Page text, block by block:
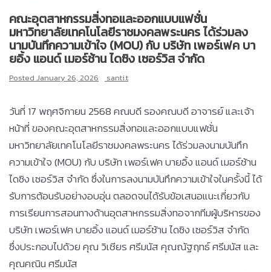
คณะอุตสาหกรรมสิ่งทอและออกแบบแฟชั่น
มหาวิทยาลัยเทคโนโลยีราชมงคลพระนคร ได้ร่วมลง
นามบันทึกความเข้าใจ (MOU) กับ บริษัท เพอร์เฟค บา
ยอิ้ง แอนด์ เมอร์ช้าน ไดซิง เซอร์วิส จำกัด
Posted January 26, 2026 santi.t
วันที่ 17 พฤศจิกายน 2568 คณบดี รองคณบดี อาจารย์ และเจ้า
หน้าที่ ของคณะอุตสาหกรรมสิ่งทอและออกแบบแฟชั่น
มหาวิทยาลัยเทคโนโลยีราชมงคลพระนคร ได้ร่วมลงนามบันทึก
ความเข้าใจ (MOU) กับ บริษัท เพอร์เฟค บายอิ้ง แอนด์ เมอร์ช้าน
ไดซิง เซอร์วิส จำกัด ซึ่งในการลงนามบันทึกความเข้าใจในครั้งนี้ ได้
รับการต้อนรับอย่างอบอุ่น ตลอดจนได้รับข้อเสนอแนะเกี่ยวกับ
การเรียนการสอนทางด้านอุตสาหกรรมสิ่งทอจากทีมผู้บริหารของ
บริษัท เพอร์เฟค บายอิ้ง แอนด์ เมอร์ช้าน ไดซิง เซอร์วิส จำกัด
ซึ่งประกอบไปด้วย คุณ วิเชียร ศรีมนัส คุณณัฐฤทธ์ ศรีมนัส และ
คุณคณิน ศรีมนัส